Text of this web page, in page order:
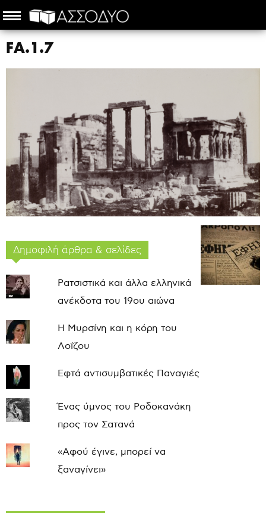
FA.1.7
Δημοφιλή άρθρα & σελίδες
Ρατσιστικά και άλλα ελληνικά
ανέκδοτα του 19ου αιώνα
Η Μυρσίνη και η κόρη του
Λοΐζου
Εφτά αντισυμβατικές Παναγιές
Ένας ύμνος του Ροδοκανάκη
προς τον Σατανά
«Αφού έγινε, μπορεί να
ξαναγίνει»